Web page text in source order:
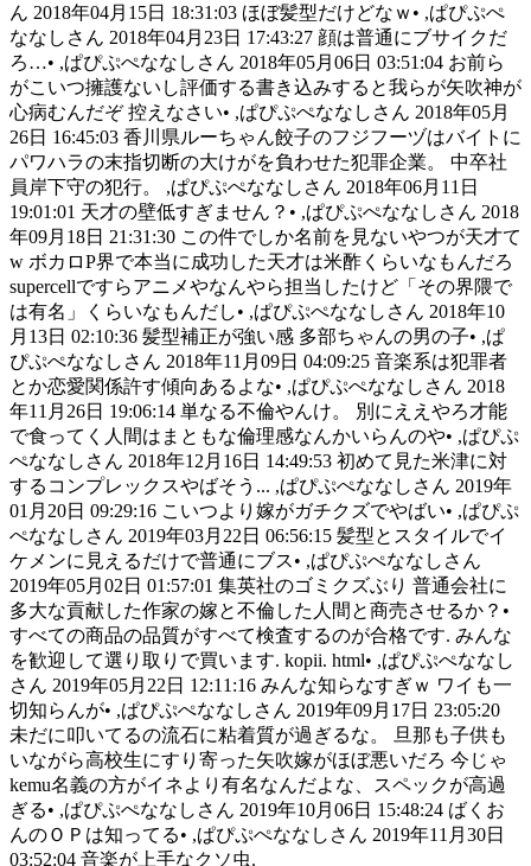
ん 2018年04月15日 18:31:03 ほぼ髪型だけどなｗ• ,ぱぴぷぺ
ななしさん 2018年04月23日 17:43:27 顔は普通にブサイクだ
ろ…• ,ぱぴぷぺななしさん 2018年05月06日 03:51:04 お前ら
がこいつ擁護ないし評価する書き込みすると我らが矢吹神が
心病むんだぞ 控えなさい• ,ぱぴぷぺななしさん 2018年05月
26日 16:45:03 香川県ルーちゃん餃子のフジフーヅはバイトに
パワハラの末指切断の大けがを負わせた犯罪企業。 中卒社
員岸下守の犯行。 ,ぱぴぷぺななしさん 2018年06月11日
19:01:01 天才の壁低すぎません？• ,ぱぴぷぺななしさん 2018
年09月18日 21:31:30 この件でしか名前を見ないやつが天才て
w ボカロP界で本当に成功した天才は米酢くらいなもんだろ
supercellですらアニメやなんやら担当したけど「その界隈で
は有名」くらいなもんだし• ,ぱぴぷぺななしさん 2018年10
月13日 02:10:36 髪型補正が強い感 多部ちゃんの男の子• ,ぱ
ぴぷぺななしさん 2018年11月09日 04:09:25 音楽系は犯罪者
とか恋愛関係許す傾向あるよな• ,ぱぴぷぺななしさん 2018
年11月26日 19:06:14 単なる不倫やんけ。 別にええやろ才能
で食ってく人間はまともな倫理感なんかいらんのや• ,ぱぴぷ
ぺななしさん 2018年12月16日 14:49:53 初めて見た米津に対
するコンプレックスやばそう... ,ぱぴぷぺななしさん 2019年
01月20日 09:29:16 こいつより嫁がガチクズでやばい• ,ぱぴぷ
ぺななしさん 2019年03月22日 06:56:15 髪型とスタイルでイ
ケメンに見えるだけで普通にブス• ,ぱぴぷぺななしさん
2019年05月02日 01:57:01 集英社のゴミクズぶり 普通会社に
多大な貢献した作家の嫁と不倫した人間と商売させるか？•
すべての商品の品質がすべて検査するのが合格です. みんな
を歓迎して選り取りで買います. kopii. html• ,ぱぴぷぺななし
さん 2019年05月22日 12:11:16 みんな知らなすぎｗ ワイも一
切知らんが• ,ぱぴぷぺななしさん 2019年09月17日 23:05:20
未だに叩いてるの流石に粘着質が過ぎるな。 旦那も子供も
いながら高校生にすり寄った矢吹嫁がほぼ悪いだろ 今じゃ
kemu名義の方がイネより有名なんだよな、スペックが高過
ぎる• ,ぱぴぷぺななしさん 2019年10月06日 15:48:24 ばくお
んのＯＰは知ってる• ,ぱぴぷぺななしさん 2019年11月30日
03:52:04 音楽が上手なクソ虫.